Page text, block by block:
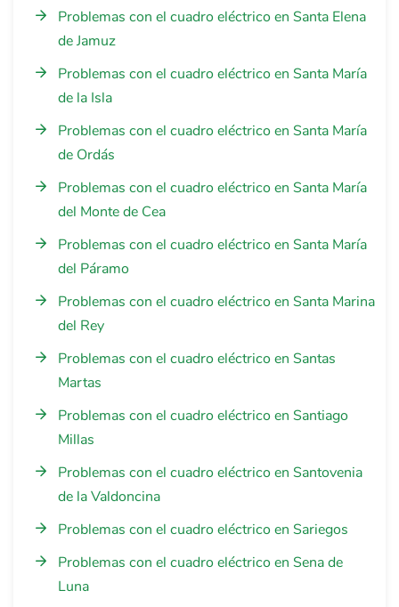
Problemas con el cuadro eléctrico en Santa Elena
de Jamuz
Problemas con el cuadro eléctrico en Santa María
de la Isla
Problemas con el cuadro eléctrico en Santa María
de Ordás
Problemas con el cuadro eléctrico en Santa María
del Monte de Cea
Problemas con el cuadro eléctrico en Santa María
del Páramo
Problemas con el cuadro eléctrico en Santa Marina
del Rey
Problemas con el cuadro eléctrico en Santas
Martas
Problemas con el cuadro eléctrico en Santiago
Millas
Problemas con el cuadro eléctrico en Santovenia
de la Valdoncina
Problemas con el cuadro eléctrico en Sariegos
Problemas con el cuadro eléctrico en Sena de
Luna